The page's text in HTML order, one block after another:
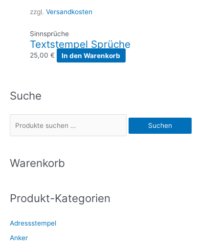
zzgl.Versandkosten
Sinnsprüche
Textstempel Sprüche
25,00€ In den Warenkorb
Suche
h
n
c
h
Suchen
Warenkorb
Produkt-Kategorien
Adressstempel
Anker